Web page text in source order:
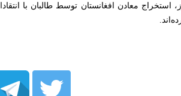
استخراج معادن افغانستان توسط طالبان با